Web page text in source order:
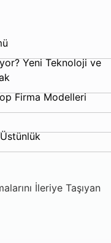
Yeni Teknoloji ve
Firma Modelleri
İleriye Taşıyan